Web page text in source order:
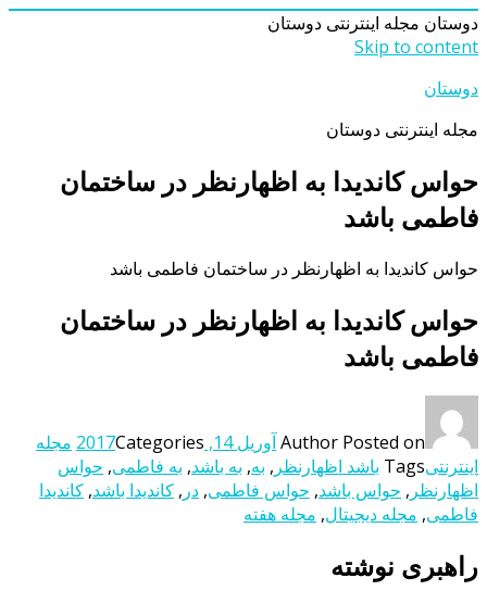
دوستان مجله اینترنتی دوستان
Skip to content
دوستان
مجله اینترنتی دوستان
حواس کاندیدا به اظهارنظر در ساختمان
فاطمی باشد
حواس کاندیدا به اظهارنظر در ساختمان فاطمی باشد
حواس کاندیدا به اظهارنظر در ساختمان
فاطمی باشد
Author Posted on آوریل 14, 2017 Categories
مجله
اینترنتیTags باشد اظهارنظر , به, به باشد, به فاطمی, حواس
اظهارنظر , حواس باشد, حواس فاطمی, در , کاندیدا باشد, کاندیدا
فاطمی, مجله دیجیتال, مجله هفته
راهبری نوشته